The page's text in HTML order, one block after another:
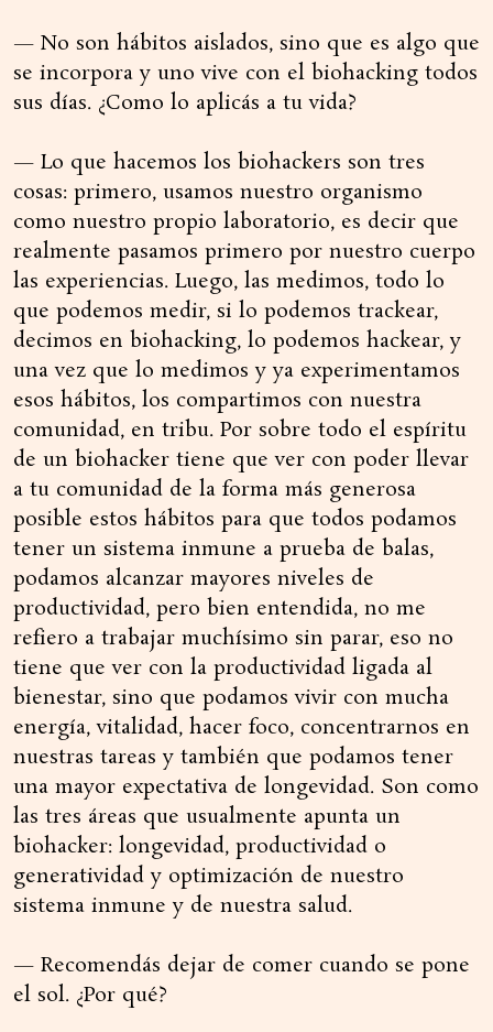
— No son hábitos aislados, sino que es algo que
se incorpora y uno vive con el biohacking todos
sus días. ¿Como lo aplicás a tu vida?
— Lo que hacemos los biohackers son tres
cosas: primero, usamos nuestro organismo
como nuestro propio laboratorio, es decir que
realmente pasamos primero por nuestro cuerpo
las experiencias. Luego, las medimos, todo lo
que podemos medir, si lo podemos trackear,
decimos en biohacking, lo podemos hackear, y
una vez que lo medimos y ya experimentamos
esos hábitos, los compartimos con nuestra
comunidad, en tribu. Por sobre todo el espíritu
de un biohacker tiene que ver con poder llevar
a tu comunidad de la forma más generosa
posible estos hábitos para que todos podamos
tener un sistema inmune a prueba de balas,
podamos alcanzar mayores niveles de
productividad, pero bien entendida, no me
refiero a trabajar muchísimo sin parar, eso no
tiene que ver con la productividad ligada al
bienestar, sino que podamos vivir con mucha
energía, vitalidad, hacer foco, concentrarnos en
nuestras tareas y también que podamos tener
una mayor expectativa de longevidad. Son como
las tres áreas que usualmente apunta un
biohacker: longevidad, productividad o
generatividad y optimización de nuestro
sistema inmune y de nuestra salud.
— Recomendás dejar de comer cuando se pone
el sol. ¿Por qué?